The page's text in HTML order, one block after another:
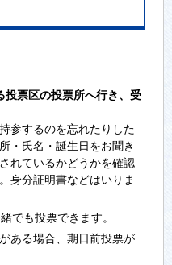
投票区の投票所へ行き、受
参するのを忘れたりした
・氏名・誕生日をお聞き
れているかどうかを確認
身分証明書などはいりま
でも投票できます。
ある場合、期日前投票が